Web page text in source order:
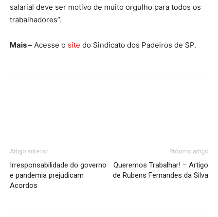
salarial deve ser motivo de muito orgulho para todos os
trabalhadores”.
Mais – Acesse o site do Sindicato dos Padeiros de SP.
Artigo anterior
Irresponsabilidade do governo
e pandemia prejudicam
Acordos
Próximo artigo
Queremos Trabalhar! – Artigo
de Rubens Fernandes da Silva